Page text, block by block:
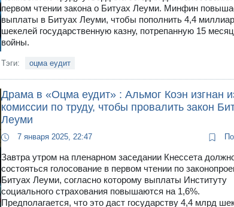
первом чтении закона о Битуах Леуми. Минфин
выплаты в Битуах Леуми, чтобы пополнить 4,4
шекелей государственную казну, потрепанную 15
войны.
Тэги: оцма еудит
Драма в «Оцма еудит» : Альмог Коэн изгнан
комиссии по труду, чтобы провалить закон
Леуми
7 января 2025, 22:47
Завтра утром на пленарном заседании Кнессета
состояться голосование в первом чтении по
Битуах Леуми, согласно которому выплаты Институту
социального страхования повышаются на 1,6%.
Предполагается, что это даст государству 4,4 млрд